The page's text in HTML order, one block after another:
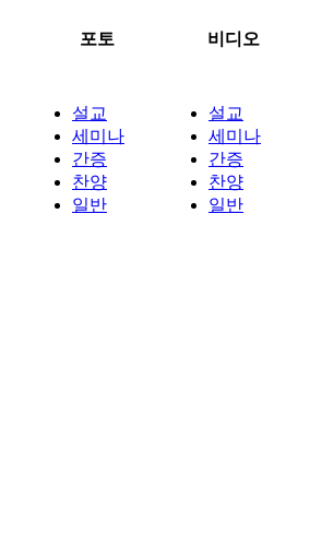
포토 비디오
설교
세미나
간증
찬양
일반
설교
세미나
간증
찬양
일반